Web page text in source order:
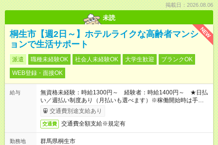
掲載日：2026.08.06
未読
NEW
桐生市【週2日～】ホテルライクな高齢者マンシ
ョンで生活サポート
派遣 職種未経験OK 社会人未経験OK 大学生歓迎
ブランクOK
WEB登録・面接OK
給与
無資格未経験：時給1300円～ 経験者：時給1400円～ ★日払
い／週払い制度あり（月払いも選べます）※稼働開始時は手続き
完了次第のお支払いとなります。
交通費別途支給あり
交通費 交通費全額支給※規定有
勤務地
群馬県桐生市